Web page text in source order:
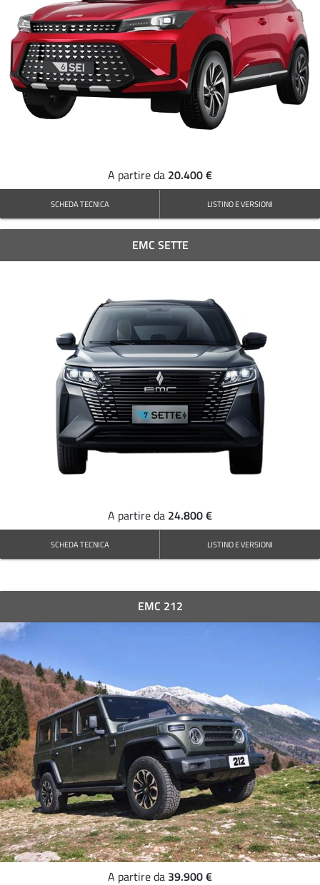
A partire da 20.400 €
SCHEDA TECNICA LISTINO E VERSIONI
EMC SETTE
A partire da 24.800 €
SCHEDA TECNICA LISTINO E VERSIONI
EMC 212
A partire da 39.900 €